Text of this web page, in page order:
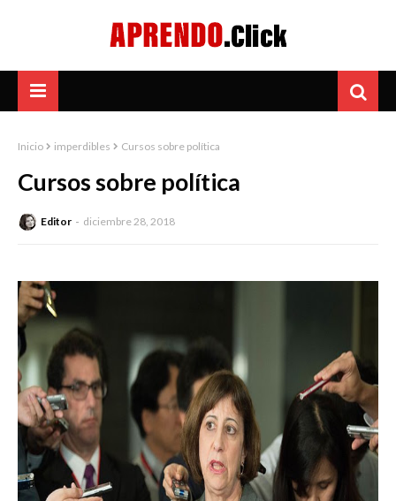
Inicio imperdibles Cursos sobre política
Cursos sobre política
Editor diciembre 28, 2018